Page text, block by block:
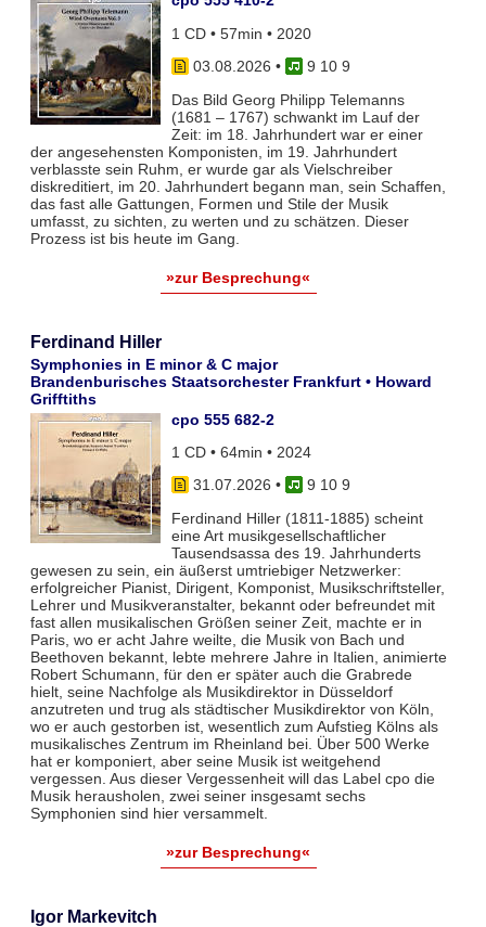
1 CD • 57min • 2020
03.08.2026 •
9 10 9
Das Bild Georg Philipp Telemanns
(1681 – 1767) schwankt im Lauf der
Zeit: im 18. Jahrhundert war er einer
der angesehensten Komponisten, im 19. Jahrhundert
verblasste sein Ruhm, er wurde gar als Vielschreiber
diskreditiert, im 20. Jahrhundert begann man, sein Schaffen,
das fast alle Gattungen, Formen und Stile der Musik
umfasst, zu sichten, zu werten und zu schätzen. Dieser
Prozess ist bis heute im Gang.
»zur Besprechung«
Ferdinand Hiller
Symphonies in E minor & C major
Brandenburisches Staatsorchester Frankfurt • Howard
Grifftiths
cpo 555 682-2
1 CD • 64min • 2024
31.07.2026 •
9 10 9
Ferdinand Hiller (1811-1885) scheint
eine Art musikgesellschaftlicher
Tausendsassa des 19. Jahrhunderts
gewesen zu sein, ein äußerst umtriebiger Netzwerker:
erfolgreicher Pianist, Dirigent, Komponist, Musikschriftsteller,
Lehrer und Musikveranstalter, bekannt oder befreundet mit
fast allen musikalischen Größen seiner Zeit, machte er in
Paris, wo er acht Jahre weilte, die Musik von Bach und
Beethoven bekannt, lebte mehrere Jahre in Italien, animierte
Robert Schumann, für den er später auch die Grabrede
hielt, seine Nachfolge als Musikdirektor in Düsseldorf
anzutreten und trug als städtischer Musikdirektor von Köln,
wo er auch gestorben ist, wesentlich zum Aufstieg Kölns als
musikalisches Zentrum im Rheinland bei. Über 500 Werke
hat er komponiert, aber seine Musik ist weitgehend
vergessen. Aus dieser Vergessenheit will das Label cpo die
Musik herausholen, zwei seiner insgesamt sechs
Symphonien sind hier versammelt.
»zur Besprechung«
Igor Markevitch